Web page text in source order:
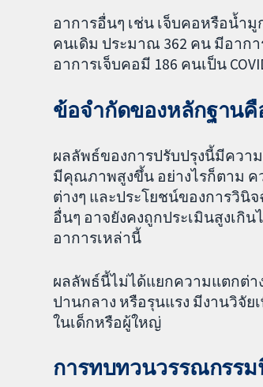
อาการอื่นๆ เช่น เจ็บคอหรือน้ำมู
คนเดิม ประมาณ 362 คน มีอากา
อาการเจ็บคอมี 186 คนเป็น
ข้อจำกัดของหลักฐานคื
ผลลัพธ์ของการปรับปรุงนี้มีควา
มีคุณภาพสูงขึ้น อย่างไรก็ตาม ค
ต่างๆ และประโยชน์ของการวินิ
อื่นๆ อาจยังคงถูกประเมินสูงเกิ
อาการเหล่านี้
ผลลัพธ์นี้ไม่ได้แยกความแตกต่าง
ปานกลาง หรือรุนแรง มีงานวิจัย
ในเด็กหรือผู้ใหญ่
การทบทวนวรรณกรรม